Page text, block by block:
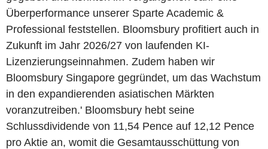
Überperformance unserer Sparte Academic &
Professional feststellen. Bloomsbury profitiert auch in
Zukunft im Jahr 2026/27 von laufenden KI-
Lizenzierungseinnahmen. Zudem haben wir
Bloomsbury Singapore gegründet, um das Wachstum
in den expandierenden asiatischen Märkten
voranzutreiben.' Bloomsbury hebt seine
Schlussdividende von 11,54 Pence auf 12,12 Pence
pro Aktie an, womit die Gesamtausschüttung von